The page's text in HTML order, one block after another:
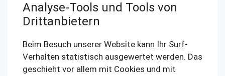
Analyse-Tools und Tools von
Drittanbietern
Beim Besuch unserer Website kann Ihr Surf-
Verhalten statistisch ausgewertet werden. Das
geschieht vor allem mit Cookies und mit